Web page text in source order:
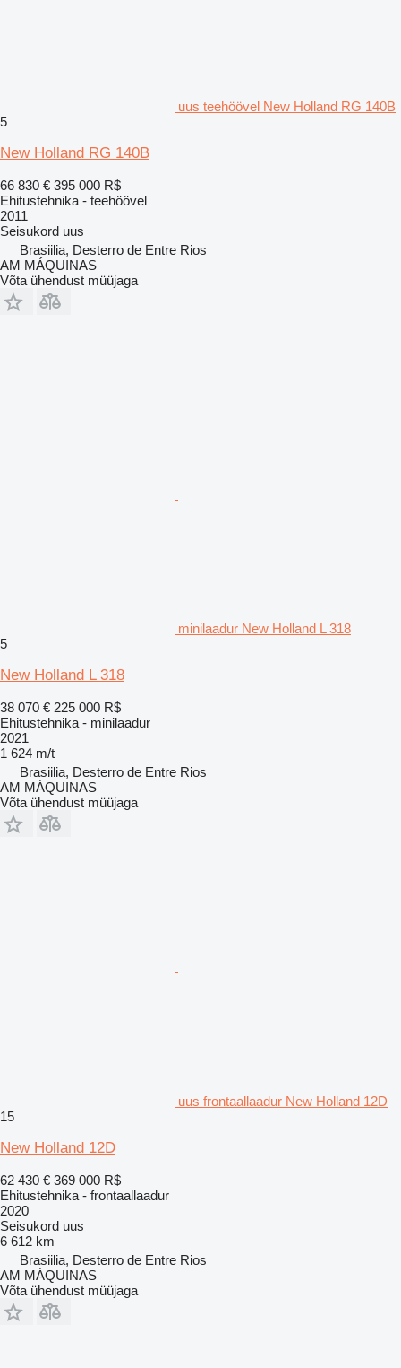
uus teehöövel New Holland RG 140B
5
New Holland RG 140B
66 830 € 395 000 R$
Ehitustehnika - teehöövel
2011
Seisukord uus
Brasiilia, Desterro de Entre Rios
AM MÁQUINAS
Võta ühendust müüjaga
minilaadur New Holland L 318
5
New Holland L 318
38 070 € 225 000 R$
Ehitustehnika - minilaadur
2021
1 624 m/t
Brasiilia, Desterro de Entre Rios
AM MÁQUINAS
Võta ühendust müüjaga
uus frontaallaadur New Holland 12D
15
New Holland 12D
62 430 € 369 000 R$
Ehitustehnika - frontaallaadur
2020
Seisukord uus
6 612 km
Brasiilia, Desterro de Entre Rios
AM MÁQUINAS
Võta ühendust müüjaga